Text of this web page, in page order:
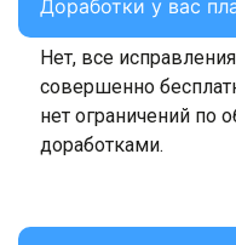
Доработки у вас
Нет, все
совершенно
нет ограничений по
доработками.